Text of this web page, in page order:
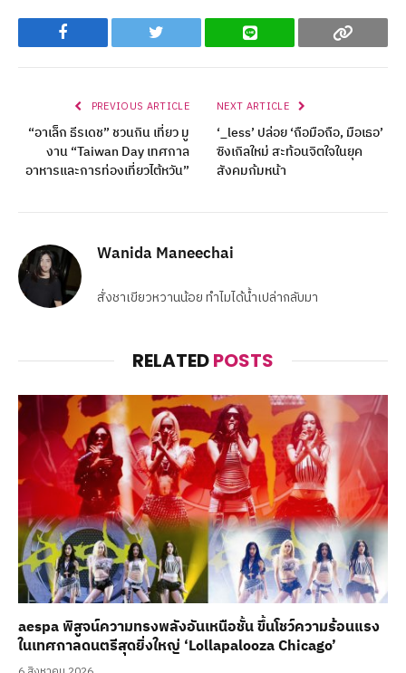
Facebook Twitter Line Copy
PREVIOUS ARTICLE
“อาเล็ก ธีรเดช” ชวนกิน เที่ยว มู
งาน “Taiwan Day เทศกาล
อาหารและการท่องเที่ยวไต้หวัน”
NEXT ARTICLE
‘_less’ ปล่อย ‘ถือมือถือ, มือเธอ’
ซิงเกิลใหม่ สะท้อนจิตใจในยุค
สังคมก้มหน้า
Wanida Maneechai
สั่งชาเขียวหวานน้อย ทำไมได้น้ำเปล่ากลับมา
RELATEDPOSTS
aespa พิสูจน์ความทรงพลังอันเหนือชั้น ขึ้นโชว์ความร้อนแรง
ในเทศกาลดนตรีสุดยิ่งใหญ่ ‘Lollapalooza Chicago’